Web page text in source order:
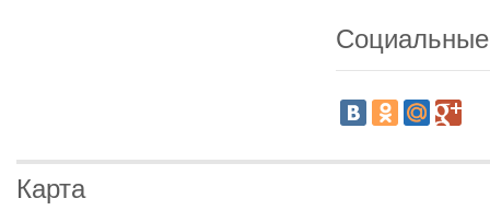
Карта